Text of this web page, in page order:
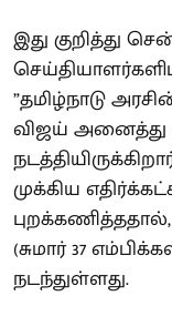
இது குறித்து
”தமிழ்நாடு
விஜய் அனைத்து
முக்கிய
(சுமார் 37
நடந்துள்ளது.